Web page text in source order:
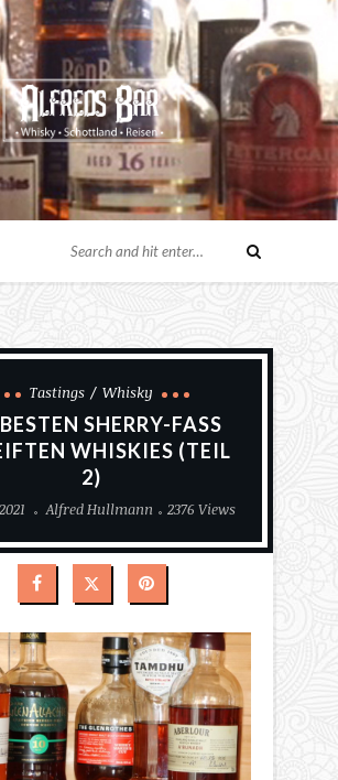
Tastings Whisky
SHERRY-FASS
WHISKIES (TEIL
2)
Alfred Hullmann 2376 Views